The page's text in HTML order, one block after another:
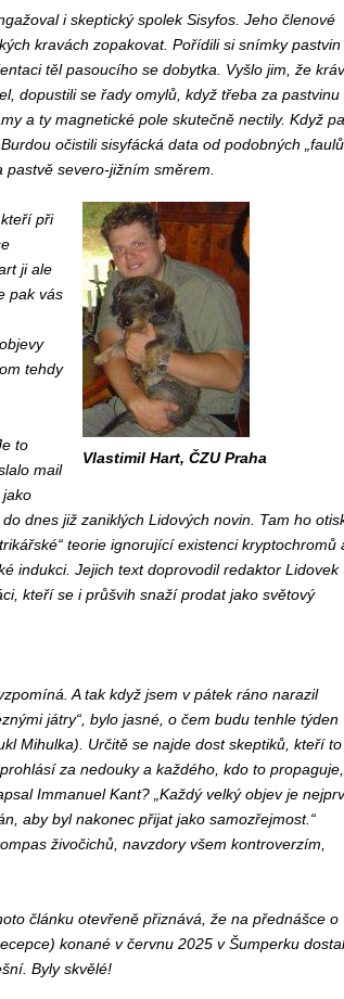
i skeptický spolek Sisyfos. Jeho členové
kravách zopakovat. Pořídili si snímky pastvin
těl pasoucího se dobytka. Vyšlo jim, že
dopustili se řady omylů, když třeba za pastvinu
a ty magnetické pole skutečně nectily. Když
očistili sisyfácká data od podobných
severo-jižním směrem.
Vlastimil Hart, ČZU Praha
při
ji ale
pak vás
tehdy
to
mail
dnes již zaniklých Lidových novin. Tam ho
teorie ignorující existenci kryptochromů
indukci. Jejich text doprovodil redaktor Lidovek
kteří se i průšvih snaží prodat jako světový
A tak když jsem v pátek ráno narazil
játry“, bylo jasné, o čem budu tenhle týden
Mihulka). Určitě se najde dost skeptiků, kteří to
za nedouky a každého, kdo to propaguje,
Immanuel Kant? „Každý velký objev je
aby byl nakonec přijat jako samozřejmost.“
živočichů, navzdory všem kontroverzím,
článku otevřeně přiznává, že na přednášce o
konané v červnu 2025 v Šumperku dostal
Byly skvělé!